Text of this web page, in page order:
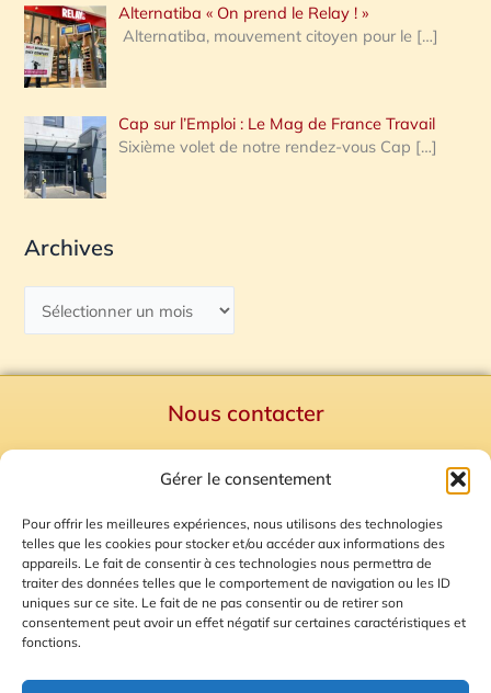
Gérer le consentement
Pour offrir les meilleures expériences, nous utilisons des technologies
telles que les cookies pour stocker et/ou accéder aux informations des
appareils. Le fait de consentir à ces technologies nous permettra de
traiter des données telles que le comportement de navigation ou les ID
uniques sur ce site. Le fait de ne pas consentir ou de retirer son
consentement peut avoir un effet négatif sur certaines caractéristiques et
fonctions.
Alternatiba « On prend le Relay ! »
Alternatiba, mouvement citoyen pour le […]
Cap sur l’Emploi : Le Mag de France Travail
Sixième volet de notre rendez-vous Cap […]
Archives
Nous contacter
Mentions Légales
Plan du site
Gestion des Cookies